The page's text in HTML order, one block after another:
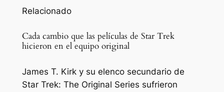
Relacionado
Cada cambio que las películas de Star Trek
hicieron en el equipo original
James T. Kirk y su elenco secundario de
Star Trek: The Original Series sufrieron